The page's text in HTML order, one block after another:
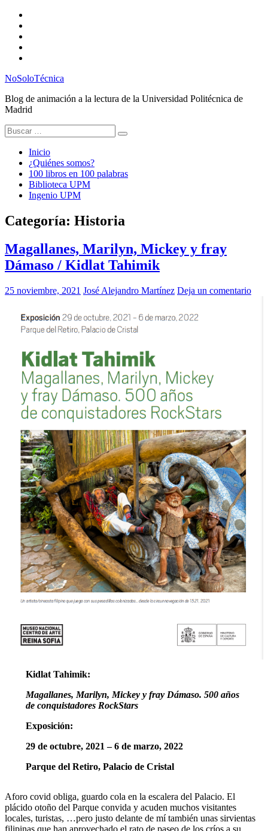
Saltar
contenido
NoSoloTécnica
Blog de animación a la lectura de la Universidad Politécnica de
Madrid
Buscar:
Inicio
¿Quiénes somos?
100 libros en 100 palabras
Biblioteca UPM
Ingenio UPM
Categoría: Historia
Magallanes, Marilyn, Mickey y fray
Dámaso / Kidlat Tahimik
25 noviembre, 2021 José Alejandro Martínez Deja un comentario
Kidlat Tahimik:
Magallanes, Marilyn, Mickey y fray Dámaso. 500 años
de conquistadores RockStars
Exposición:
29 de octubre, 2021 – 6 de marzo, 2022
Parque del Retiro, Palacio de Cristal
Aforo covid obliga, guardo cola en la escalera del Palacio. El
plácido otoño del Parque convida y acuden muchos visitantes
locales, turistas, …pero justo delante de mí también unas sirvientas
filipinas que han aprovechado el rato de paseo de los críos a su